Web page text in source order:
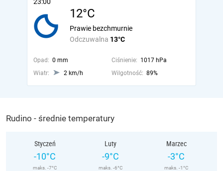
12°C
Odczuwalna 13°C
Prawie bezchmurnie
Opad: 0 mm Ciśnienie: 1017 hPa
Wiatr:
2 km/h Wilgotność: 89%
Rudino - średnie temperatury
Styczeń
-10°C
maks. -7°C
Luty
-9°C
maks. -6°C
Marzec
-3°C
maks. -1°C